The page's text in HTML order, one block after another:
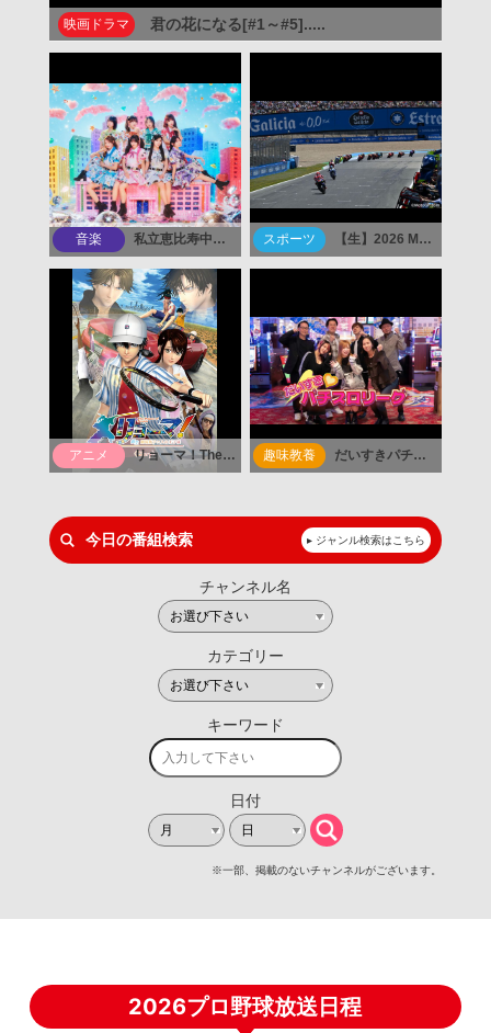
2026プロ野球放送日程